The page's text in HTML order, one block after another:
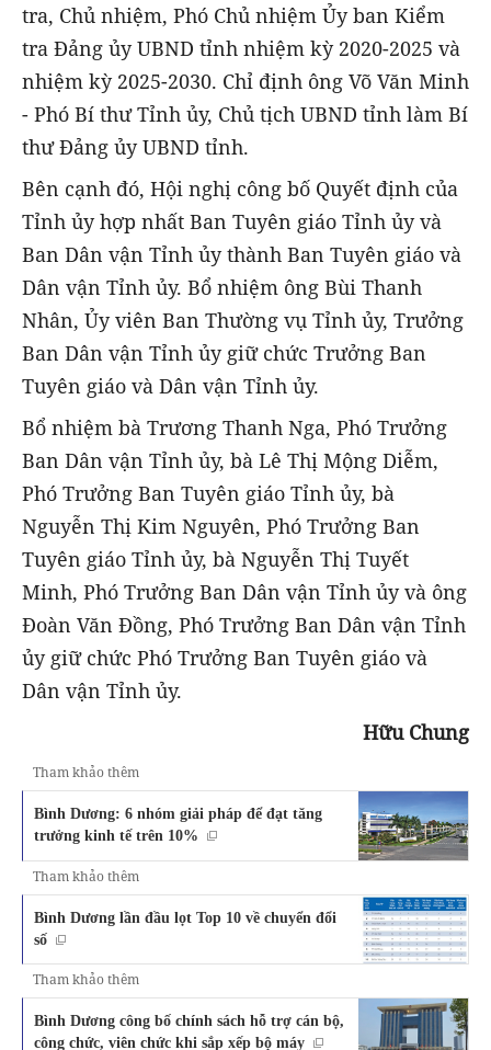
tra, Chủ nhiệm, Phó Chủ nhiệm Ủy ban Kiểm
tra Đảng ủy UBND tỉnh nhiệm kỳ 2020-2025 và
nhiệm kỳ 2025-2030. Chỉ định ông Võ Văn Minh
- Phó Bí thư Tỉnh ủy, Chủ tịch UBND tỉnh làm Bí
thư Đảng ủy UBND tỉnh.
Bên cạnh đó, Hội nghị công bố Quyết định của
Tỉnh ủy hợp nhất Ban Tuyên giáo Tỉnh ủy và
Ban Dân vận Tỉnh ủy thành Ban Tuyên giáo và
Dân vận Tỉnh ủy. Bổ nhiệm ông Bùi Thanh
Nhân, Ủy viên Ban Thường vụ Tỉnh ủy, Trưởng
Ban Dân vận Tỉnh ủy giữ chức Trưởng Ban
Tuyên giáo và Dân vận Tỉnh ủy.
Bổ nhiệm bà Trương Thanh Nga, Phó Trưởng
Ban Dân vận Tỉnh ủy, bà Lê Thị Mộng Diễm,
Phó Trưởng Ban Tuyên giáo Tỉnh ủy, bà
Nguyễn Thị Kim Nguyên, Phó Trưởng Ban
Tuyên giáo Tỉnh ủy, bà Nguyễn Thị Tuyết
Minh, Phó Trưởng Ban Dân vận Tỉnh ủy và ông
Đoàn Văn Đồng, Phó Trưởng Ban Dân vận Tỉnh
ủy giữ chức Phó Trưởng Ban Tuyên giáo và
Dân vận Tỉnh ủy.
Hữu Chung
Tham khảo thêm
Bình Dương: 6 nhóm giải pháp để đạt tăng
trưởng kinh tế trên 10%
Tham khảo thêm
Bình Dương lần đầu lọt Top 10 về chuyển đổi
số
Tham khảo thêm
Bình Dương công bố chính sách hỗ trợ cán bộ,
công chức, viên chức khi sắp xếp bộ máy